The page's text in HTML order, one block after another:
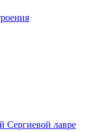
Сергиевой лавре